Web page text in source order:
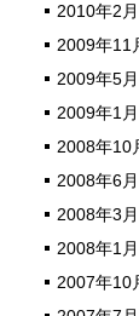
2010年2
2009年11
2009年5
2009年1
2008年10
2008年6
2008年3
2008年1
2007年10